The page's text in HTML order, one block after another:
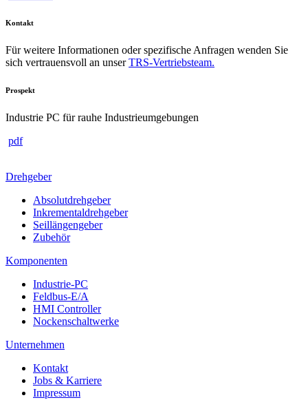
Kontakt
Für weitere Informationen oder spezifische Anfragen wenden Sie
sich vertrauensvoll an unserTRS-Vertriebsteam.
Prospekt
Industrie PC für rauhe Industrieumgebungen
pdf
Drehgeber
Absolutdrehgeber
Inkrementaldrehgeber
Seillängengeber
Zubehör
Komponenten
Industrie-PC
Feldbus-E/A
HMI Controller
Nockenschaltwerke
Unternehmen
Kontakt
Jobs & Karriere
Impressum